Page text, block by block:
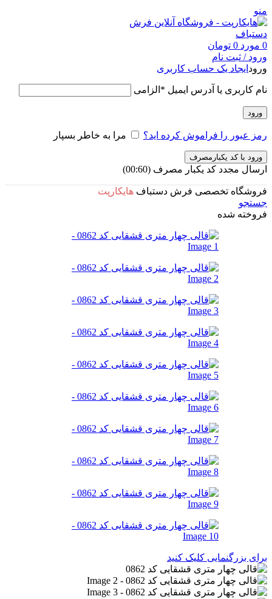
منو
0 مورد 0 تومان
ورود / ثبت نام
ورود ایجاد یک حساب کاربری
نام کاربری یا آدرس ایمیل * الزامی
ورود
رمز عبور را فراموش کرده اید؟ مرا به خاطر بسپار
ورود با کد یکبارمصرف
ارسال مجدد کد یکبار مصرف (00:
60
)
فروشگاه تخصصی فرش دستباف هایکارپت
جستجو
فروخته شده
برای بزرگنمایی کلیک کنید